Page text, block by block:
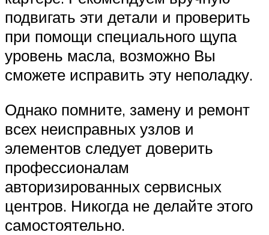
подвигать эти детали и проверить
при помощи специального щупа
уровень масла, возможно Вы
сможете исправить эту неполадку.
Однако помните, замену и ремонт
всех неисправных узлов и
элементов следует доверить
профессионалам
авторизированных сервисных
центров. Никогда не делайте этого
самостоятельно.